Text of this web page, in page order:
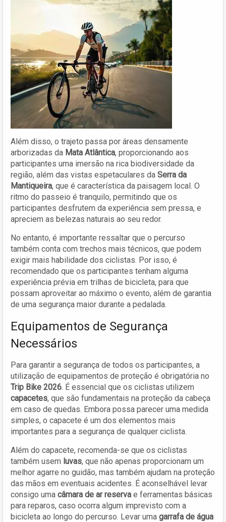
Além disso, o trajeto passa por áreas densamente
arborizadas da Mata Atlântica, proporcionando aos
participantes uma imersão na rica biodiversidade da
região, além das vistas espetaculares da Serra da
Mantiqueira, que é característica da paisagem local. O
ritmo do passeio é tranquilo, permitindo que os
participantes desfrutem da experiência sem pressa, e
apreciem as belezas naturais ao seu redor.
No entanto, é importante ressaltar que o percurso
também conta com trechos mais técnicos, que podem
exigir mais habilidade dos ciclistas. Por isso, é
recomendado que os participantes tenham alguma
experiência prévia em trilhas de bicicleta, para que
possam aproveitar ao máximo o evento, além de garantia
de uma segurança maior durante a pedalada.
Equipamentos de Segurança
Necessários
Para garantir a segurança de todos os participantes, a
utilização de equipamentos de proteção é obrigatória no
Trip Bike 2026. É essencial que os ciclistas utilizem
capacetes, que são fundamentais na proteção da cabeça
em caso de quedas. Embora possa parecer uma medida
simples, o capacete é um dos elementos mais
importantes para a segurança de qualquer ciclista.
Além do capacete, recomenda-se que os ciclistas
também usem luvas, que não apenas proporcionam um
melhor agarre no guidão, mas também ajudam na proteção
das mãos em eventuais acidentes. É aconselhável levar
consigo uma câmara de ar reserva e ferramentas básicas
para reparos, caso ocorra algum imprevisto com a
bicicleta ao longo do percurso. Levar uma garrafa de água